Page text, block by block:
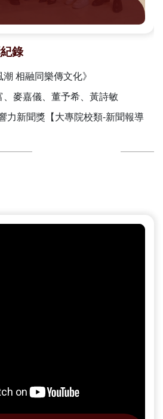
錄
潮 相融同樂傳文化》
麥嘉儀、董予希、黃詩敏
力新聞獎【大專院校類-新聞報導